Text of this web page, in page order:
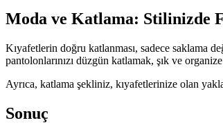
Moda ve Katlama: Stilinizde
Kıyafetlerin doğru katlanması, sadece saklama
pantolonlarınızı düzgün katlamak, şık ve
Ayrıca, katlama şekliniz, kıyafetlerinize olan
Sonuç